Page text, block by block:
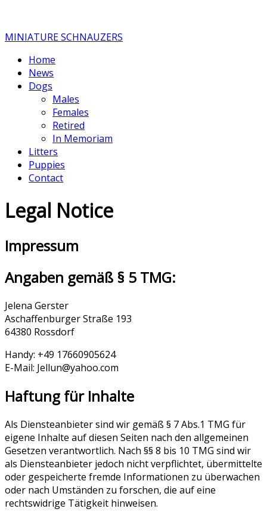
MINIATURE SCHNAUZERS
Home
News
Dogs
Males
Females
Retired
In Memoriam
Litters
Puppies
Contact
Legal Notice
Impressum
Angaben gemäß § 5 TMG:
Jelena Gerster
Aschaffenburger Straße 193
64380 Rossdorf
Handy: +49 17660905624
E-Mail: Jellun@yahoo.com
Haftung für Inhalte
Als Diensteanbieter sind wir gemäß § 7 Abs.1 TMG für
eigene Inhalte auf diesen Seiten nach den allgemeinen
Gesetzen verantwortlich. Nach §§ 8 bis 10 TMG sind wir
als Diensteanbieter jedoch nicht verpflichtet, übermittelte
oder gespeicherte fremde Informationen zu überwachen
oder nach Umständen zu forschen, die auf eine
rechtswidrige Tätigkeit hinweisen.